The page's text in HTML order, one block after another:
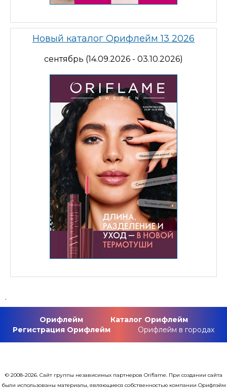
Новый каталог Орифлейм 13 2026
сентябрь (14.09.2026 - 03.10.2026)
.
Орифлейм
Каталог Орифлейм
Регистрация Орифлейм
Орифлейм в городах
© 2008-2026. Сайт группы независимых партнеров Oriflame. При создании сайта
были использованы материалы, являющиеся собственностью компании Орифлэйм